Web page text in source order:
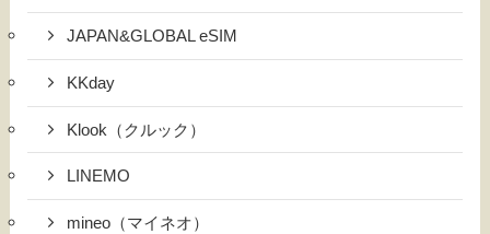
JAPAN&GLOBAL eSIM
KKday
Klook（クルック）
LINEMO
mineo（マイネオ）